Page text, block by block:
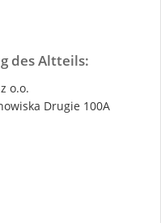
des Altteils:
o.o.
Drugie 100A